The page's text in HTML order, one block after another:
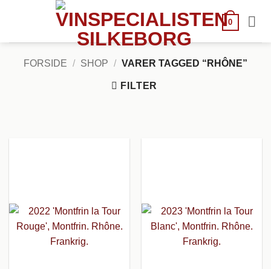
0
FORSIDE / SHOP / VARER TAGGED “RHÔNE”
FILTER